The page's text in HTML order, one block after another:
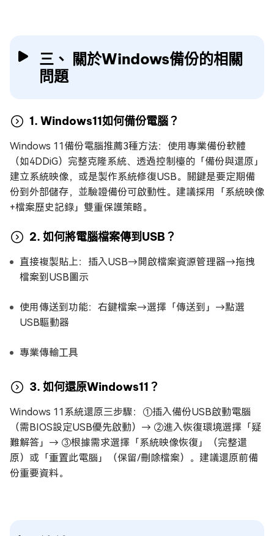
三、 關於Windows備份的相關
問題
1. Windows11如何備份電腦？
Windows 11備份電腦推薦3種方法：使用專業備份軟體
（如4DDiG）完整克隆系統、透過控制檯的「備份與還原」
建立系統映像，或是製作系統修復USB。關鍵是要定期備
份到外部儲存，並驗證備份可啟動性。建議採用「系統映像
+檔案歷史記錄」雙重保護策略。
2. 如何將電腦檔案傳到USB？
直接複製貼上：插入USB→開啟檔案資源管理器→拖拽
檔案到USB圖示
使用傳送到功能：右鍵檔案→選擇「傳送到」→點選
USB驅動器
專業傳輸工具
3. 如何還原Windows11？
Windows 11系統還原三步驟：①插入備份USB啟動電腦
（需BIOS設定USB優先啟動）→ ②進入恢復環境選擇「疑
難解答」→ ③根據需求選擇「系統映像恢復」（完整還
原）或「重置此電腦」（保留/刪除檔案）。建議還原前備
份重要資料。